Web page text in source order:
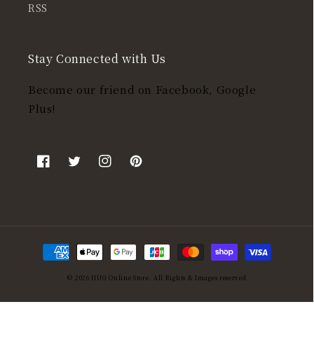
RSS
Stay Connected with Us
Become our friend on Facebook, Google
Plus!
FacebookTwitterInstagramPinterest
決
済
法
© 2026 HUG Online Store . All Rights & Images reserved